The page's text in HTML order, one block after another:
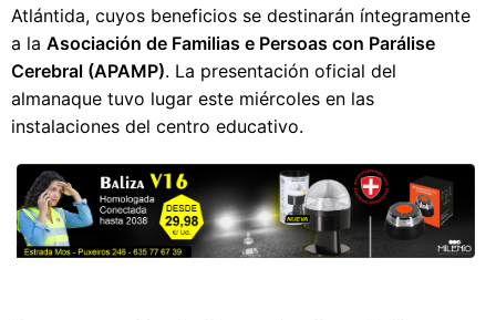
Atlántida, cuyos beneficios se destinarán íntegramente
a la Asociación de Familias e Persoas con Parálise
Cerebral (APAMP). La presentación oficial del
almanaque tuvo lugar este miércoles en las
instalaciones del centro educativo.